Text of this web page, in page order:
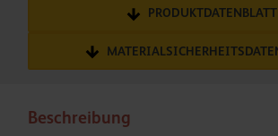
PRODUKTDATENBLATT
Beschreibung